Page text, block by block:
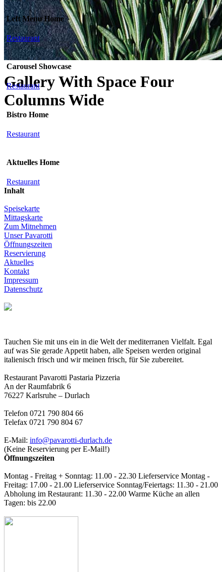
Gallery With Space Four
Columns Wide
Left Menu Home
Restaurant
Carousel Showcase
Restaurant
Bistro Home
Restaurant
Aktuelles Home
Restaurant
Inhalt
Speisekarte
Mittagskarte
Zum Mitnehmen
Unser Pavarotti
Öffnungszeiten
Reservierung
Aktuelles
Kontakt
Impressum
Datenschutz
Tauchen Sie mit uns ein in die Welt der mediterranen Vielfalt. Egal
auf was Sie gerade Appetit haben, alle Speisen werden original
italienisch frisch und wir meinen frisch, für Sie zubereitet.
Restaurant Pavarotti Pastaria Pizzeria
An der Raumfabrik 6
76227 Karlsruhe – Durlach
Telefon 0721 790 804 66
Telefax 0721 790 804 67
E-Mail: info@pavarotti-durlach.de
(Keine Reservierung per E-Mail!)
Öffnungszeiten
Montag - Freitag + Sonntag: 11.00 - 22.30 Lieferservice Montag -
Freitag: 17.00 - 21.00 Lieferservice Sonntag/Feiertags: 11.30 - 21.00
Abholung im Restaurant: 11.30 - 22.00 Warme Küche an allen
Tagen: bis 22.00